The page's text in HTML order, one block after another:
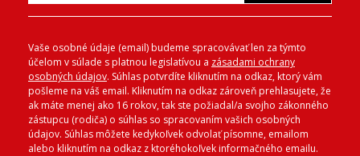
Vaše osobné údaje (email) budeme spracovávať len za týmto
účelom v súlade s platnou legislatívou a zásadami ochrany
osobných údajov. Súhlas potvrdíte kliknutím na odkaz, ktorý vám
pošleme na váš email. Kliknutím na odkaz zároveň prehlasujete, že
ak máte menej ako 16 rokov, tak ste požiadal/a svojho zákonného
zástupcu (rodiča) o súhlas so spracovaním vašich osobných
údajov. Súhlas môžete kedykoľvek odvolať písomne, emailom
alebo kliknutím na odkaz z ktoréhokoľvek informačného emailu.